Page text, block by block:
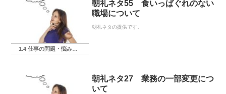
1.4 仕事の問題・悩み・相談
朝礼ネタ55 食いっぱぐれのない
職場について
朝礼ネタの提供です。
朝礼ネタ27 業務の一部変更につ
いて